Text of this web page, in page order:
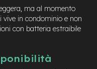
ma al momento
vive in condominio e non
con batteria estraibile